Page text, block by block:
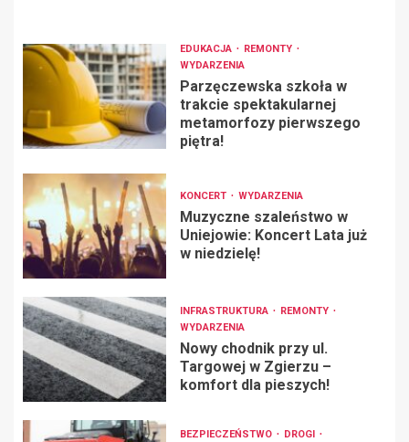
EDUKACJA
REMONTY
WYDARZENIA
Parzęczewska szkoła w
trakcie spektakularnej
metamorfozy pierwszego
piętra!
KONCERT WYDARZENIA
Muzyczne szaleństwo w
Uniejowie: Koncert Lata już
w niedzielę!
INFRASTRUKTURA
REMONTY
WYDARZENIA
Nowy chodnik przy ul.
Targowej w Zgierzu –
komfort dla pieszych!
BEZPIECZEŃSTWO DROGI